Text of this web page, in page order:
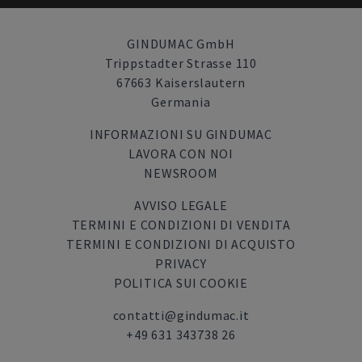
GINDUMAC GmbH
Trippstadter Strasse 110
67663 Kaiserslautern
Germania
INFORMAZIONI SU GINDUMAC
LAVORA CON NOI
NEWSROOM
AVVISO LEGALE
TERMINI E CONDIZIONI DI VENDITA
TERMINI E CONDIZIONI DI ACQUISTO
PRIVACY
POLITICA SUI COOKIE
contatti@gindumac.it
+49 631 343738 26